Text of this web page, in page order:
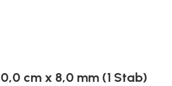
cm x 8,0 mm (1 Stab)